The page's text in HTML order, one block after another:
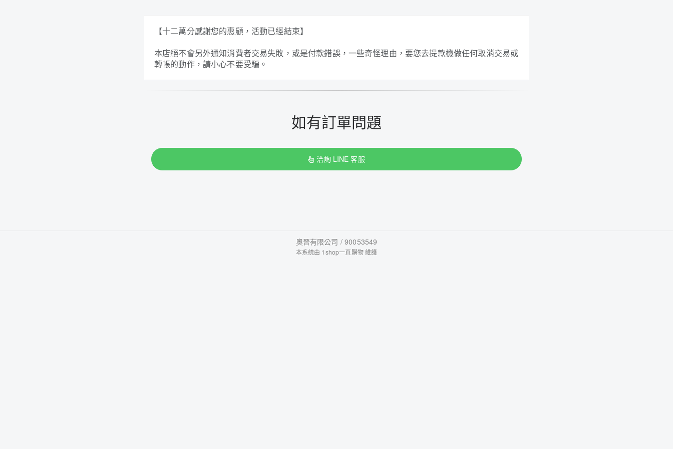
【十二萬分感謝您的惠顧，活動已經結束】
本店絕不會另外通知消費者交易失敗，或是付款錯誤，一些奇怪理由，要您去提款機做任何取消交易或
轉帳的動作，請小心不要受騙。
如有訂單問題
洽詢 LINE 客服
奧晉有限公司 / 90053549
本系統由 1shop一頁購物維護